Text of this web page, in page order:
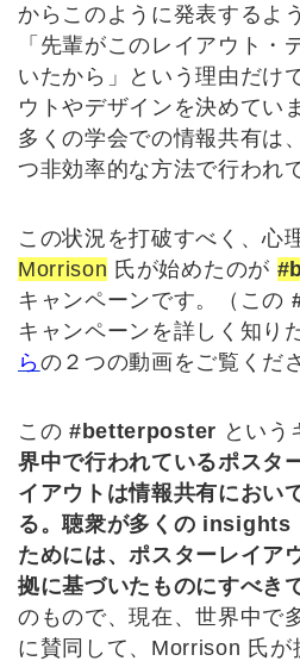
からこのように発表するよ
「先輩がこのレイアウト・
いたから」という理由だけ
ウトやデザインを決めてい
多くの学会での情報共有は
つ非効率的な方法で行われ
この状況を打破すべく、心
Morrison 氏が始めたのが
キャンペーンです。（この
キャンペーンを詳しく知り
らの２つの動画をご覧くだ
この#betterposter という
界中で行われているポスタ
イアウトは情報共有におい
る。聴衆が多くの insights
ためには、ポスターレイア
拠に基づいたものにすべき
のもので、現在、世界中で
に賛同して、Morrison 氏が